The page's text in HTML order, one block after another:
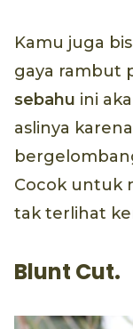
Kamu juga
gaya rambut
sebahu ini
aslinya
Cocok untuk
tak terlihat
Blunt Cut.